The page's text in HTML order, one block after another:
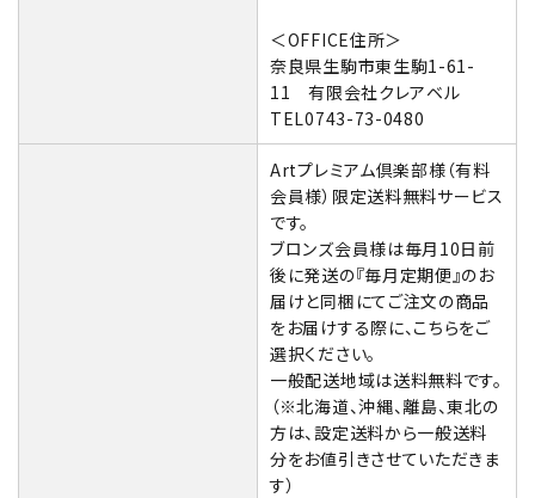
＜OFFICE住所＞
奈良県生駒市東生駒1-61-
11 有限会社クレアベル
TEL0743-73-0480
Artプレミアム倶楽部様（有料
会員様）限定送料無料サービス
です。
ブロンズ会員様は毎月10日前
後に発送の『毎月定期便』のお
届けと同梱にてご注文の商品
をお届けする際に、こちらをご
選択ください。
一般配送地域は送料無料です。
（※北海道、沖縄、離島、東北の
方は、設定送料から一般送料
分をお値引きさせていただきま
す）